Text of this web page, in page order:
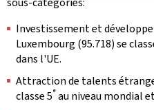
Investissement et
Luxembourg (95.718) se
dans l'UE.
Attraction de talents
classe 5eau niveau mondial